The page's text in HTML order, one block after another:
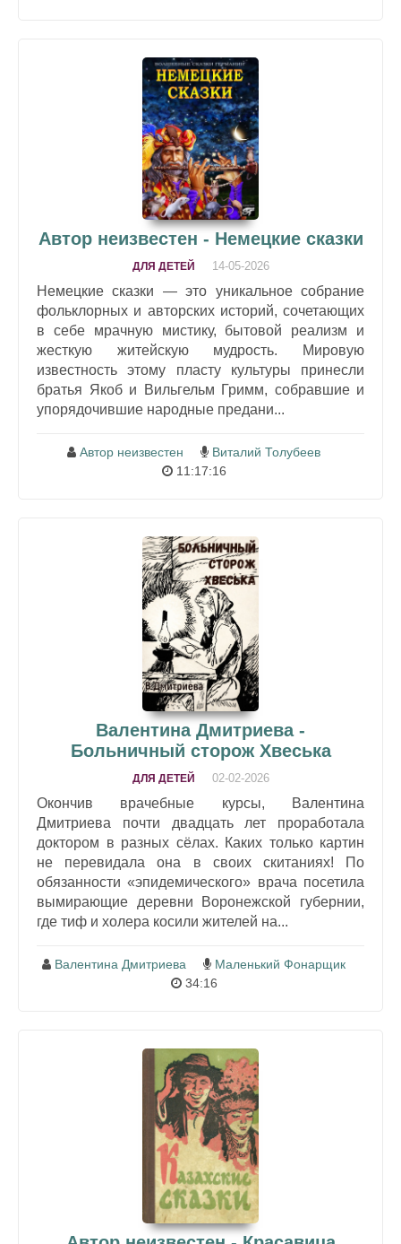
Автор неизвестен - Немецкие сказки
ДЛЯ ДЕТЕЙ 14-05-2026
Немецкие сказки — это уникальное собрание
фольклорных и авторских историй, сочетающих
в себе мрачную мистику, бытовой реализм и
жесткую житейскую мудрость. Мировую
известность этому пласту культуры принесли
братья Якоб и Вильгельм Гримм, собравшие и
упорядочившие народные предани...
Автор неизвестен
Виталий Толубеев
11:17:16
Валентина Дмитриева -
Больничный сторож Хвеська
ДЛЯ ДЕТЕЙ 02-02-2026
Окончив врачебные курсы, Валентина
Дмитриева почти двадцать лет проработала
доктором в разных сёлах. Каких только картин
не перевидала она в своих скитаниях! По
обязанности «эпидемического» врача посетила
вымирающие деревни Воронежской губернии,
где тиф и холера косили жителей на...
Валентина Дмитриева
Маленький Фонарщик
34:16